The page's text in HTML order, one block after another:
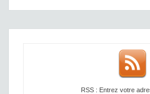
RSS : Entrez votre